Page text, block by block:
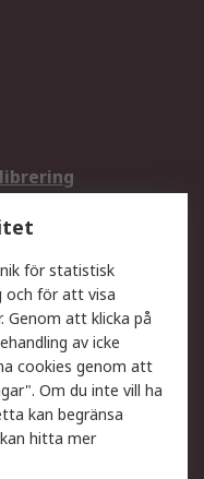
Support
av varor
din order
med RS-konto
för statistisk
och för att visa
Genom att klicka på
av icke
cookies genom att
Om du inte vill ha
kan begränsa
hitta mer